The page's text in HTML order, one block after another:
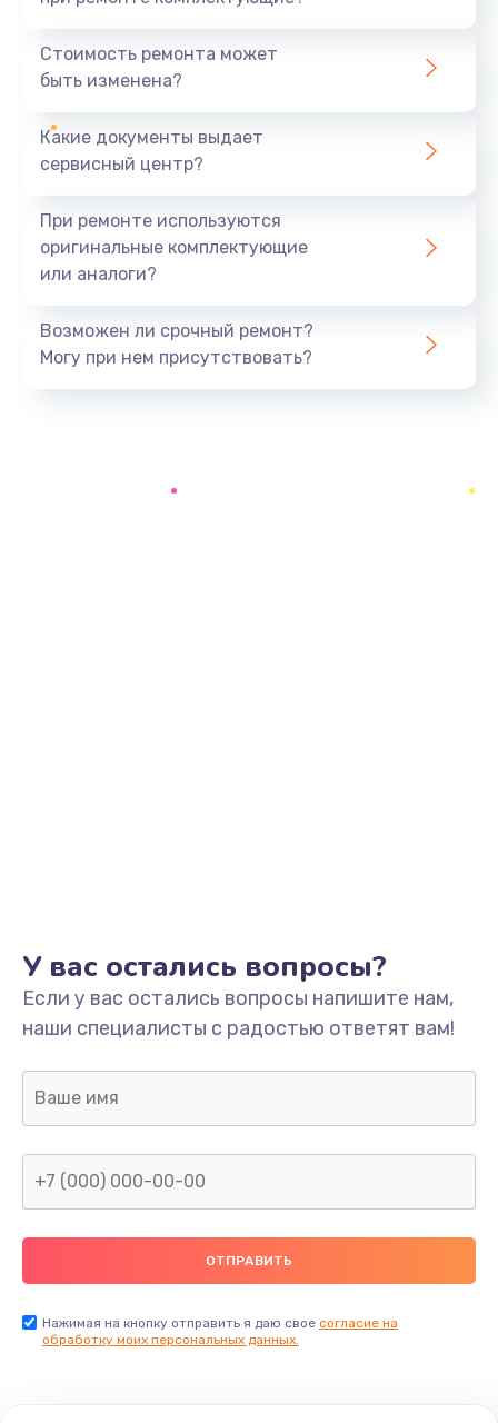
545 руб.
Установка драйверов
Замена вебкамеры
Заказать
Замена разъёмов (HDMI, DVI, Дисплей порта)
495 руб.
Заказать
Замена USB порта
895 руб.
Заказать
Стоимость ремонта может
быть изменена?
Какие документы выдает
сервисный центр?
При ремонте используются
оригинальные комплектующие
или аналоги?
Возможен ли срочный ремонт?
Могу при нем присутствовать?
У вас остались вопросы?
Если у вас остались вопросы напишите нам,
наши специалисты с радостью ответят вам!
Нажимая на кнопку отправить я даю свое согласие на
обработку моих персональных данных.